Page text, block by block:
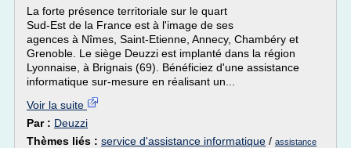
La forte présence territoriale sur le quart
Sud-Est de la France est à l'image de ses
agences à Nîmes, Saint-Etienne, Annecy, Chambéry et
Grenoble. Le siège Deuzzi est implanté dans la région
Lyonnaise, à Brignais (69). Bénéficiez d'une assistance
informatique sur-mesure en réalisant un...
Voir la suite
Par : Deuzzi
Thèmes liés : service d'assistance informatique / assistance